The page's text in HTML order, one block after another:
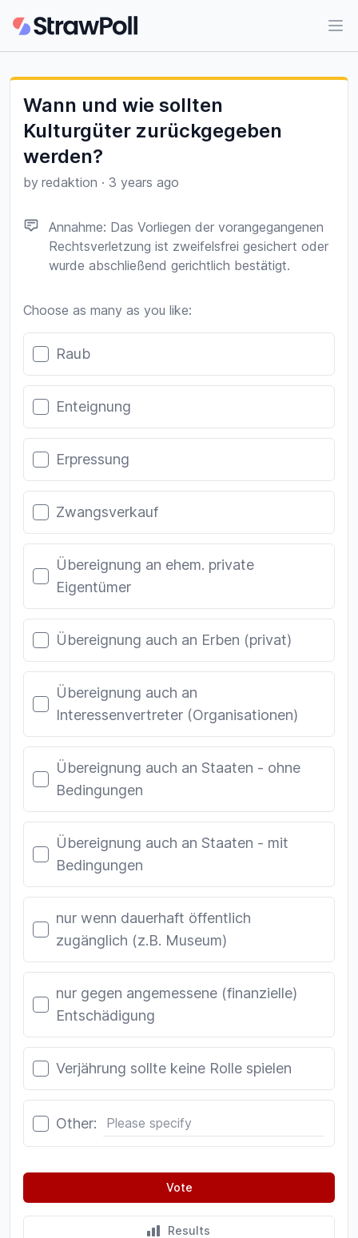
Wann und wie sollten
Kulturgüter zurückgegeben
werden?
by redaktion · 3 years ago
Annahme: Das Vorliegen der vorangegangenen
Rechtsverletzung ist zweifelsfrei gesichert oder
wurde abschließend gerichtlich bestätigt.
Choose as many as you like:
Poll options
Raub
Enteignung
Erpressung
Zwangsverkauf
Übereignung an ehem. private
Eigentümer
Übereignung auch an Erben (privat)
Übereignung auch an
Interessenvertreter (Organisationen)
Übereignung auch an Staaten - ohne
Bedingungen
Übereignung auch an Staaten - mit
Bedingungen
nur wenn dauerhaft öffentlich
zugänglich (z.B. Museum)
nur gegen angemessene (finanzielle)
Entschädigung
Verjährung sollte keine Rolle spielen
Other:
Vote
Results